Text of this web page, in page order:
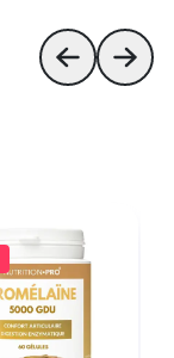
Skip toSkip